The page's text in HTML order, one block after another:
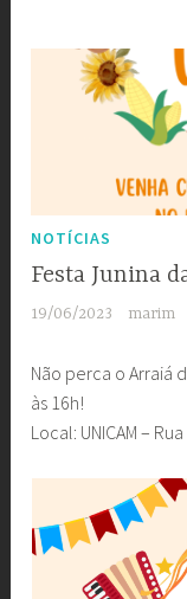
NOTÍCIAS
Festa Junina
19/06/2023 marim
Não perca o Arraiá
às 16h!
Local: UNICAM –